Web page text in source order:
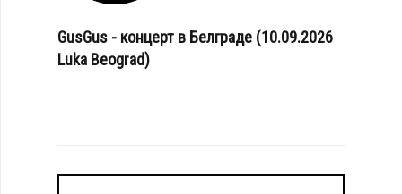
GusGus - концерт в Белграде (10.09.2026
Luka Beograd)